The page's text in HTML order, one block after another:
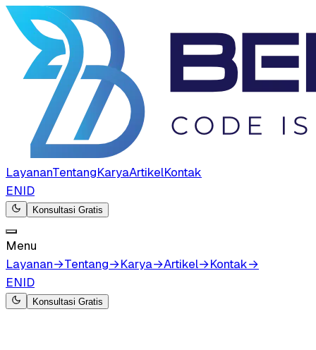
LayananTentangKaryaArtikelKontak
ENID
Konsultasi Gratis
Menu
Layanan→Tentang→Karya→Artikel→Kontak→
ENID
Konsultasi Gratis